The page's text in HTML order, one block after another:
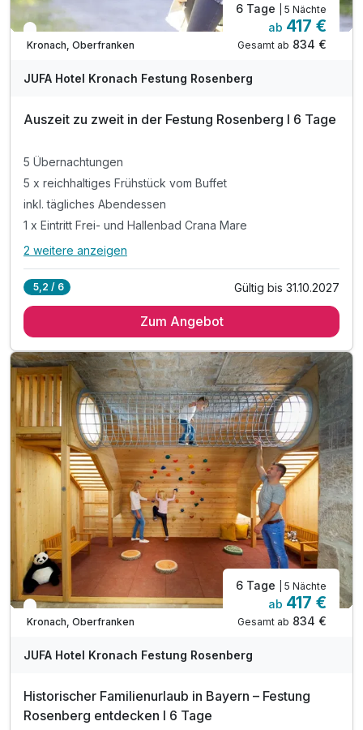
In 1 Woche wieder frei
Kronach, Oberfranken
6 Tage | 5 Nächte
ab 417 €
Gesamt ab 834 €
JUFA Hotel Kronach Festung Rosenberg
Auszeit zu zweit in der Festung Rosenberg I 6 Tage
5 Übernachtungen
5 x reichhaltiges Frühstück vom Buffet
inkl. tägliches Abendessen
1 x Eintritt Frei- und Hallenbad Crana Mare
Alle Inklusivleistungen
5 x reichhaltiges Frühstück vom Buffet
1 x Eintritt Frei- und Hallenbad Crana Mare
inkl. Parkplatznutzung
inkl. WLAN-Nutzung
2 weitere anzeigen
5,2 / 6 Gültig bis 31.10.2027
Zum Angebot
In 1 Woche wieder frei
Kronach, Oberfranken
6 Tage | 5 Nächte
ab 417 €
Gesamt ab 834 €
JUFA Hotel Kronach Festung Rosenberg
Historischer Familienurlaub in Bayern – Festung
Rosenberg entdecken I 6 Tage